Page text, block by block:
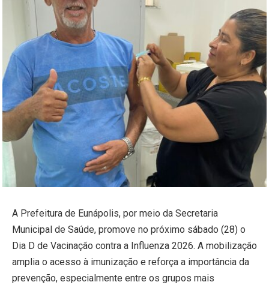
A Prefeitura de Eunápolis, por meio da Secretaria
Municipal de Saúde, promove no próximo sábado (28) o
Dia D de Vacinação contra a Influenza 2026. A mobilização
amplia o acesso à imunização e reforça a importância da
prevenção, especialmente entre os grupos mais